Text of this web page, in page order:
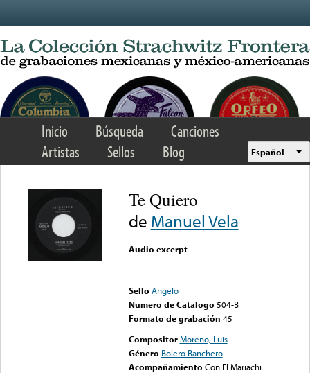
Inicio Búsqueda
Canciones
Artistas
Sellos Blog Español
Te Quiero
de Manuel Vela
Audio excerpt
Sello Angelo
Numero de Catalogo 504-B
Formato de grabación 45
Compositor Moreno, Luis
Género Bolero Ranchero
Acompañamiento Con El Mariachi